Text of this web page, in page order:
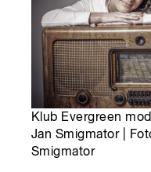
Klub Evergreen
Jan Smigmator |
Smigmator